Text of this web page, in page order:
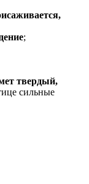
;
твердый,
сильные